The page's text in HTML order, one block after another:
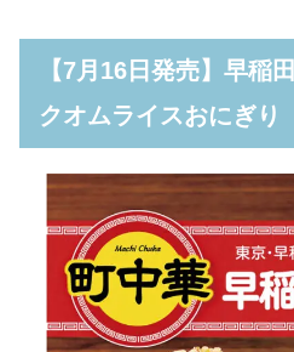
【7月16日発売】早稲
クオムライスおにぎり